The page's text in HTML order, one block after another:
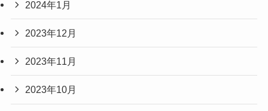
2024年1月
2023年12月
2023年11月
2023年10月